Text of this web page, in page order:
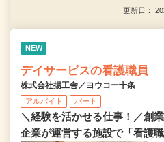
更新日：
NEW
デイサービスの看護職員
株式会社揚工舎／ヨウコー十条
アルバイト パート
＼経験を活かせる仕事！／創
企業が運営する施設で「看護